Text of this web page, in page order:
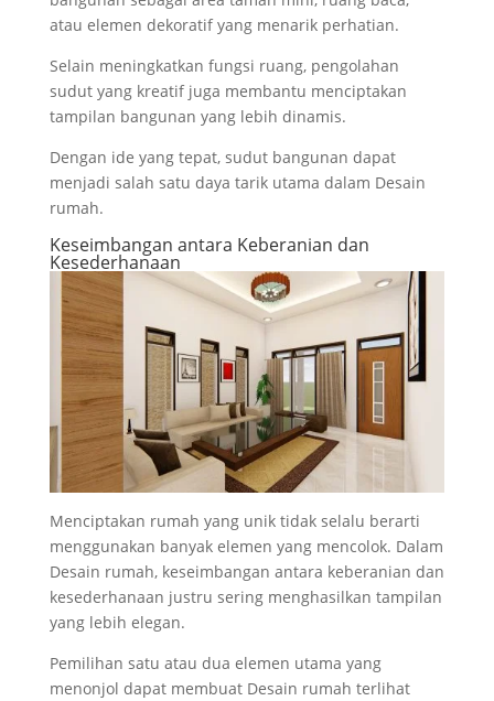
atau elemen dekoratif yang menarik perhatian.
Selain meningkatkan fungsi ruang, pengolahan
sudut yang kreatif juga membantu menciptakan
tampilan bangunan yang lebih dinamis.
Dengan ide yang tepat, sudut bangunan dapat
menjadi salah satu daya tarik utama dalam Desain
rumah.
Keseimbangan antara Keberanian dan
Kesederhanaan
Menciptakan rumah yang unik tidak selalu berarti
menggunakan banyak elemen yang mencolok. Dalam
Desain rumah, keseimbangan antara keberanian dan
kesederhanaan justru sering menghasilkan tampilan
yang lebih elegan.
Pemilihan satu atau dua elemen utama yang
menonjol dapat membuat Desain rumah terlihat